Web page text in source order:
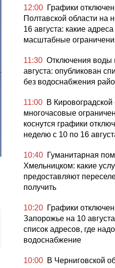
12:00 Графики
Полтавской области на
16 августа: какие
масштабные
11:30 Отключения воды
августа: опубликован
без водоснабжения
11:00 В Кировоградской
многочасовые
коснутся графики
неделю с 10 по 16
10:40 Гуманитарная
Хмельницком: какие
предоставляют
получить
10:20 Графики
Запорожье на 10
список адресов, где
водоснабжение
10:00 В Черниговской